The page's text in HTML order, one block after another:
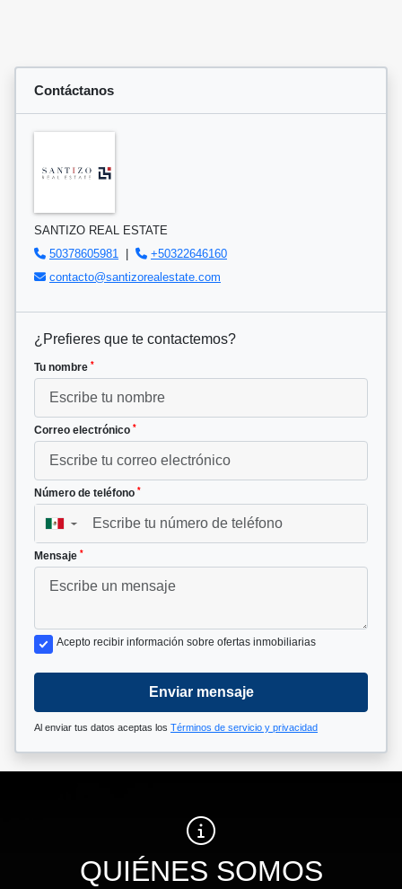
Contáctanos
SANTIZO REAL ESTATE
50378605981
+50322646160
contacto@santizorealestate.com
¿Prefieres que te contactemos?
Tu nombre *
Correo electrónico *
Número de teléfono *
▼
Mensaje *
Acepto recibir información sobre ofertas inmobiliarias
Enviar mensaje
Al enviar tus datos aceptas los Términos de servicio y privacidad
QUIÉNES SOMOS